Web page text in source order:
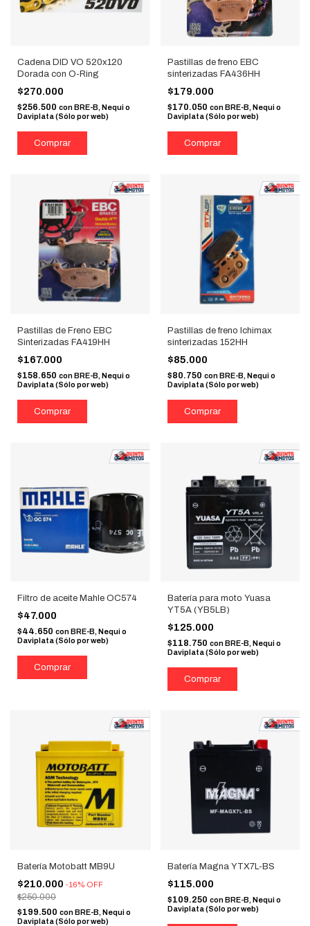
Cadena DID VO 520x120
Dorada con O-Ring
$270.000
$256.500 con BRE-B, Nequi o
Daviplata (Sólo por web)
Pastillas de freno EBC
sinterizadas FA436HH
$179.000
$170.050 con BRE-B, Nequi o
Daviplata (Sólo por web)
Pastillas de Freno EBC
Sinterizadas FA419HH
$167.000
$158.650 conBRE-B, Nequi o
Daviplata (Sólo por web)
Pastillas de freno Ichimax
sinterizadas 152HH
$85.000
$80.750 con BRE-B, Nequi o
Daviplata (Sólo por web)
Filtro de aceite Mahle OC574
$47.000
$44.650 con BRE-B, Nequi o
Daviplata (Sólo por web)
Batería para moto Yuasa
YT5A (YB5LB)
$125.000
$118.750 con BRE-B, Nequi o
Daviplata (Sólo por web)
Batería Motobatt MB9U
$210.000 -16% OFF
$250.000
$199.500 conBRE-B, Nequi o
Daviplata (Sólo por web)
Batería Magna YTX7L-BS
$115.000
$109.250 con BRE-B, Nequi o
Daviplata (Sólo por web)